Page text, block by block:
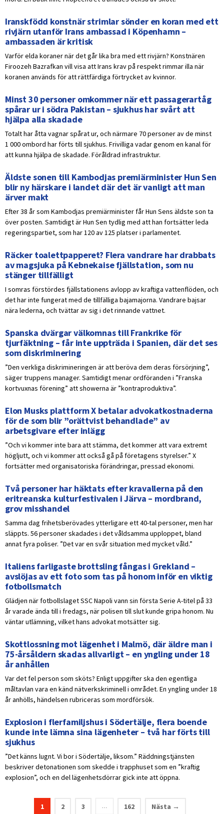
Iranskfödd konstnär strimlar sönder en koran med ett
rivjärn utanför Irans ambassad i Köpenhamn –
ambassaden är kritisk
Varför elda koraner när det går lika bra med ett rivjärn? Konstnären
Firoozeh Bazrafkan vill visa att Irans krav på respekt rimmar illa när
koranen används för att rättfärdiga förtrycket av kvinnor.
Minst 30 personer omkommer när ett passagerartåg
spårar ur i södra Pakistan – sjukhus har svårt att
hjälpa alla skadade
Totalt har åtta vagnar spårat ur, och närmare 70 personer av de minst
1 000 ombord har förts till sjukhus. Frivilliga vadar genom en kanal för
att kunna hjälpa de skadade. Föråldrad infrastruktur.
Äldste sonen till Kambodjas premiärminister Hun Sen
blir ny härskare i landet där det är vanligt att man
ärver makt
Efter 38 år som Kambodjas premiärminister får Hun Sens äldste son ta
över posten. Samtidigt är Hun Sen tydlig med att han fortsätter leda
regeringspartiet, som har 120 av 125 platser i parlamentet.
Räcker toalettpapperet? Flera vandrare har drabbats
av magsjuka på Kebnekaise fjällstation, som nu
stänger tillfälligt
I somras förstördes fjällstationens avlopp av kraftiga vattenflöden, och
det har inte fungerat med de tillfälliga bajamajorna. Vandrare bajsar
nära lederna, och tvättar av sig i det rinnande vattnet.
Spanska dvärgar välkomnas till Frankrike för
tjurfäktning – får inte uppträda i Spanien, där det ses
som diskriminering
”Den verkliga diskrimineringen är att beröva dem deras försörjning”,
säger truppens manager. Samtidigt menar ordföranden i ”Franska
kortvuxnas förening” att showerna är ”kontraproduktiva”.
Elon Musks plattform X betalar advokatkostnaderna
för de som blir ”orättvist behandlade” av
arbetsgivare efter inlägg
”Och vi kommer inte bara att stämma, det kommer att vara extremt
högljutt, och vi kommer att också gå på företagens styrelser.” X
fortsätter med organisatoriska förändringar, pressad ekonomi.
Två personer har häktats efter kravallerna på den
eritreanska kulturfestivalen i Järva – mordbrand,
grov misshandel
Samma dag frihetsberövades ytterligare ett 40-tal personer, men har
släppts. 56 personer skadades i det våldsamma upploppet, bland
annat fyra poliser. ”Det var en svår situation med mycket våld.”
Italiens farligaste brottsling fångas i Grekland –
avslöjas av ett foto som tas på honom inför en viktig
fotbollsmatch
Glädjen när fotbollslaget SSC Napoli vann sin första Serie A-titel på 33
år varade ända till i fredags, när polisen till slut kunde gripa honom. Nu
väntar utlämning, vilket hans advokat motsätter sig.
Skottlossning mot lägenhet i Malmö, där äldre man i
75-årsåldern skadas allvarligt – en yngling under 18
år anhållen
Var det fel person som sköts? Enligt uppgifter ska den egentliga
måltavlan vara en känd nätverkskriminell i området. En yngling under 18
år anhölls, händelsen rubriceras som mordförsök.
Explosion i flerfamiljshus i Södertälje, flera boende
kunde inte lämna sina lägenheter – två har förts till
sjukhus
”Det känns lugnt. Vi bor i Södertälje, liksom.” Räddningstjänsten
beskriver detonationen som skedde i trapphuset som en ”kraftig
explosion”, och en del lägenhetsdörrar gick inte att öppna.
1 2 3 … 162 Nästa →